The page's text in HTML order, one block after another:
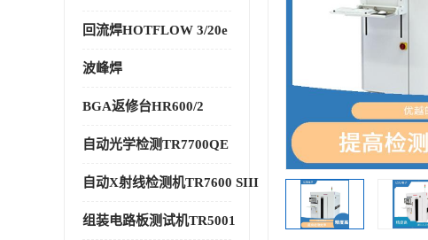
回流焊HOTFLOW 3/20e
波峰焊
BGA返修台HR600/2
自动光学检测TR7700QE
自动X射线检测机TR7600 SIII
组装电路板测试机TR5001